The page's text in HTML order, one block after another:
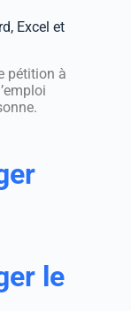
Excel et
pétition à
le